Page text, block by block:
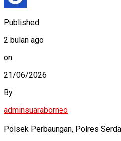
Published
2 bulan ago
on
21/06/2026
By
adminsuaraborneo
Polsek Perbaungan, Polres